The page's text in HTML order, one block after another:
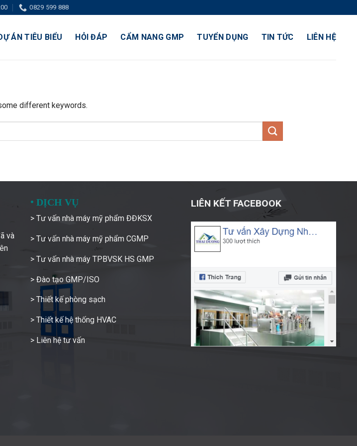
0829 599 888
ÁN TIÊU BIỂU HỎI ĐÁP CẨM NANG GMP TUYỂN DỤNG TIN TỨC LIÊN HỆ
different keywords.
và
• DỊCH VỤ
> Tư vấn nhà máy mỹ phẩm ĐĐKSX
> Tư vấn nhà máy mỹ phẩm CGMP
> Tư vấn nhà máy TPBVSK HS GMP
> Đào tạo GMP/ISO
> Thiết kế phòng sạch
> Thiết kế hệ thống HVAC
> Liên hệ tư vấn
LIÊN KẾT FACEBOOK